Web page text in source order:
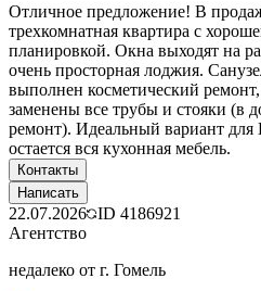
Отличное предложение! В
трехкомнатная квартира с
планировкой. Окна выходят на
очень просторная лоджия.
выполнен косметический
заменены все трубы и стояки (в
ремонт). Идеальный вариант
остается вся кухонная мебель.
Контакты
Написать
22.07.2026 ID 4186921
Агентство
недалеко от г. Гомель